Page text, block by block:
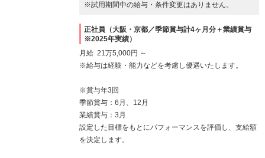
※試用期間中の給与・条件変更はありません。
正社員（大阪・京都／季節賞与計4ヶ月分＋業績賞与
※2025年実績）
月給 21万5,000円 ～
※給与は経験・能力などを考慮し優遇いたします。
※賞与年3回
季節賞与：6月、12月
業績賞与：3月
設定した目標をもとにパフォーマンスを評価し、支給額
を決定します。